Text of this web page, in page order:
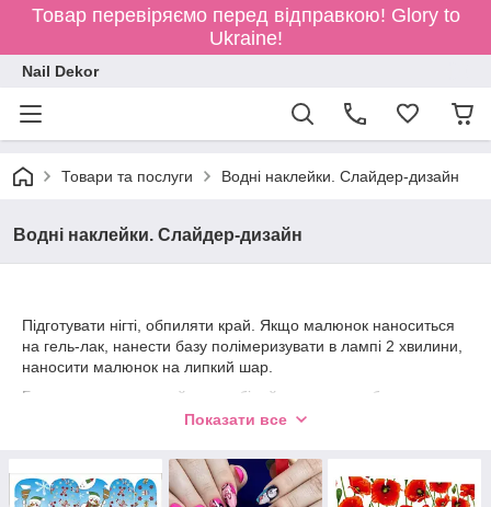
Товар перевіряємо перед відправкою! Glory to
Ukraine!
Nail Dekor
Товари та послуги Водні наклейки. Слайдер-дизайн
Водні наклейки. Слайдер-дизайн
Підготувати нігті, обпиляти край. Якщо малюнок наноситься
на гель-лак, нанести базу полімеризувати в лампі 2 хвилини,
наносити малюнок на липкий шар.
Бажано наносити слайдер на білий гель лак, щоб малюнок
який залишає липкий шар.
Снять пленку с листа.
Показати все